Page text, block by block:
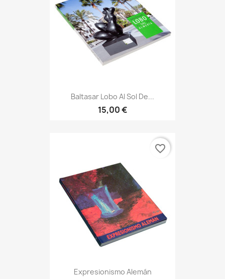
Baltasar Lobo Al Sol De...
15,00 €
Expresionismo Alemán
favorite_border